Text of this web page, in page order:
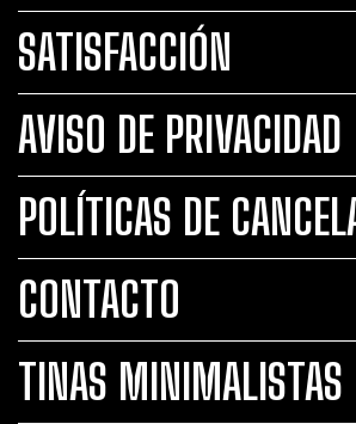
SATISFACCIÓN
AVISO DE PRIVACIDAD
POLÍTICAS DE
CONTACTO
TINAS MINIMALISTAS